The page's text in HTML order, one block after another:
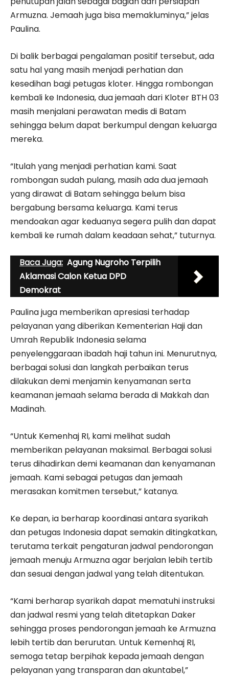
Armuzna. Jemaah juga bisa memakluminya,” jelas
Paulina.
Di balik berbagai pengalaman positif tersebut, ada
satu hal yang masih menjadi perhatian dan
kesedihan bagi petugas kloter. Hingga rombongan
kembali ke Indonesia, dua jemaah dari Kloter BTH 03
masih menjalani perawatan medis di Batam
sehingga belum dapat berkumpul dengan keluarga
mereka.
“Itulah yang menjadi perhatian kami. Saat
rombongan sudah pulang, masih ada dua jemaah
yang dirawat di Batam sehingga belum bisa
bergabung bersama keluarga. Kami terus
mendoakan agar keduanya segera pulih dan dapat
kembali ke rumah dalam keadaan sehat,” tuturnya.
Baca Juga: Agung Nugroho Terpilih
Aklamasi Calon Ketua DPD
Demokrat
Paulina juga memberikan apresiasi terhadap
pelayanan yang diberikan Kementerian Haji dan
Umrah Republik Indonesia selama
penyelenggaraan ibadah haji tahun ini. Menurutnya,
berbagai solusi dan langkah perbaikan terus
dilakukan demi menjamin kenyamanan serta
keamanan jemaah selama berada di Makkah dan
Madinah.
“Untuk Kemenhaj RI, kami melihat sudah
memberikan pelayanan maksimal. Berbagai solusi
terus dihadirkan demi keamanan dan kenyamanan
jemaah. Kami sebagai petugas dan jemaah
merasakan komitmen tersebut,” katanya.
Ke depan, ia berharap koordinasi antara syarikah
dan petugas Indonesia dapat semakin ditingkatkan,
terutama terkait pengaturan jadwal pendorongan
jemaah menuju Armuzna agar berjalan lebih tertib
dan sesuai dengan jadwal yang telah ditentukan.
“Kami berharap syarikah dapat mematuhi instruksi
dan jadwal resmi yang telah ditetapkan Daker
sehingga proses pendorongan jemaah ke Armuzna
lebih tertib dan berurutan. Untuk Kemenhaj RI,
semoga tetap berpihak kepada jemaah dengan
pelayanan yang transparan dan akuntabel,”